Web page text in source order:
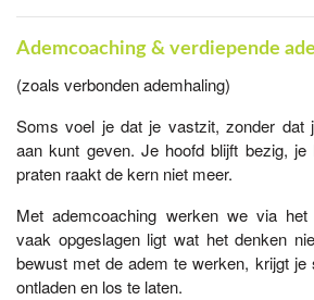
Ademcoaching & verdiepende
(zoals verbonden ademhaling)
Soms voel je dat je vastzit, zonder dat
aan kunt geven. Je hoofd blijft bezig, je
praten raakt de kern niet meer.
Met ademcoaching werken we via
vaak opgeslagen ligt wat het denken
bewust met de adem te werken, krijgt
ontladen en los te laten.